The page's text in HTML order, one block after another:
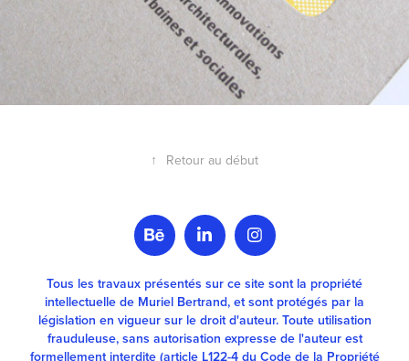
↑ Retour au début
Tous les travaux présentés sur ce site sont la propriété
intellectuelle de Muriel Bertrand, et sont protégés par la
législation en vigueur sur le droit d'auteur. Toute utilisation
frauduleuse, sans autorisation expresse de l'auteur est
formellement interdite (article L122-4 du Code de la Propriété